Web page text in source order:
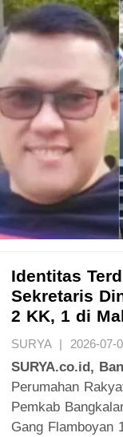
Identitas
Sekretaris
2 KK, 1 di
SURYA | 2026-07-
SURYA.co.id,
Perumahan
Pemkab
Gang Flamboyan